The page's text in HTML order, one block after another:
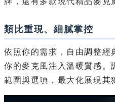
類比重現、細膩掌控
依照你的需求，自由調整經
你的麥克風注入溫暖質感。
範圍與選項，最大化展現其